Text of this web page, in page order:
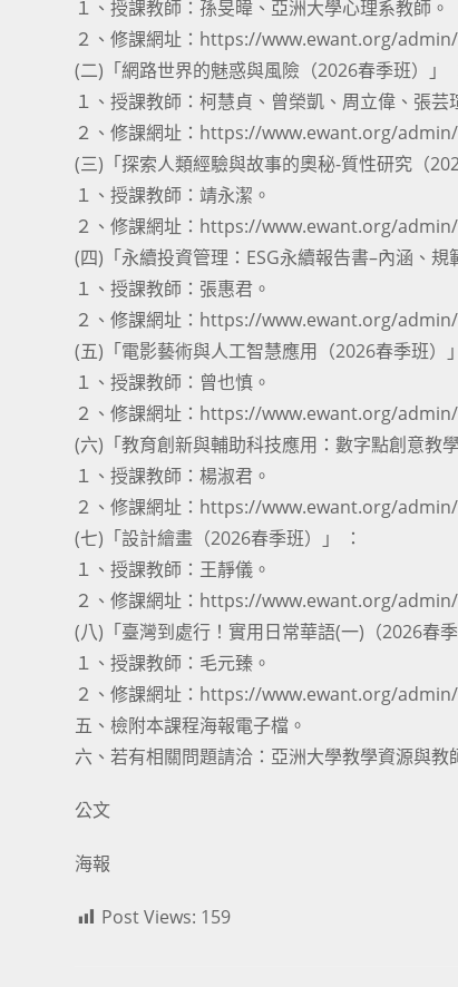
１、授課教師：孫旻暐、亞洲大學心理系教師。
２、修課網址：https://www.ewant.org/
(二)「網路世界的魅惑與風險（2026春季班）」
１、授課教師：柯慧貞、曾榮凱、周立偉、張芸
２、修課網址：https://www.ewant.org/
(三)「探索人類經驗與故事的奧秘-質性研究（
１、授課教師：靖永潔。
２、修課網址：https://www.ewant.org/
(四)「永續投資管理：ESG永續報告書–內涵、
１、授課教師：張惠君。
２、修課網址：https://www.ewant.org/
(五)「電影藝術與人工智慧應用（2026春季班）
１、授課教師：曾也慎。
２、修課網址：https://www.ewant.org/
(六)「教育創新與輔助科技應用：數字點創意教
１、授課教師：楊淑君。
２、修課網址：https://www.ewant.org/
(七)「設計繪畫（2026春季班）」 ：
１、授課教師：王靜儀。
２、修課網址：https://www.ewant.org/
(八)「臺灣到處行！實用日常華語(一)（2026春季
１、授課教師：毛元臻。
２、修課網址：https://www.ewant.org/
五、檢附本課程海報電子檔。
六、若有相關問題請洽：亞洲大學教學資源與
公文
海報
Post Views: 159